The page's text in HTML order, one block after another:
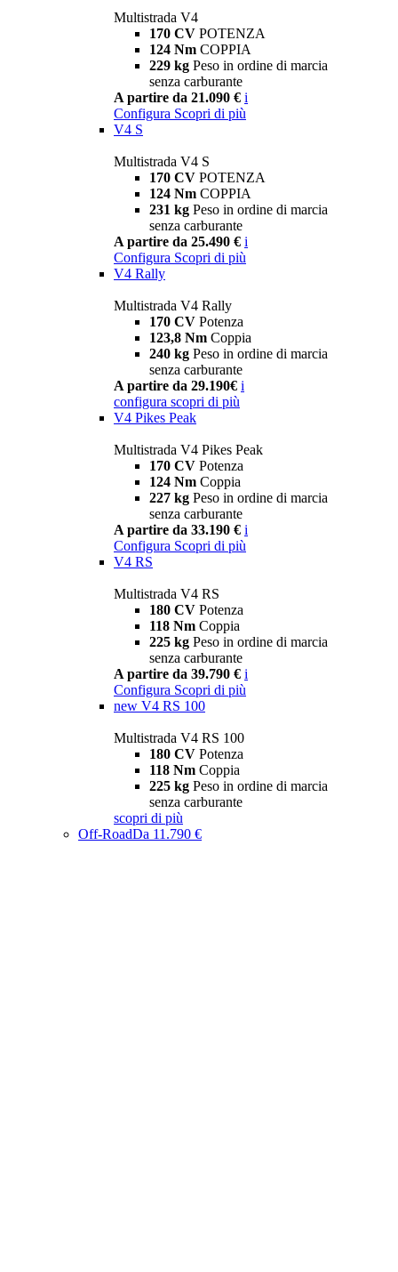
Multistrada V4
170 CV POTENZA
124 Nm COPPIA
229 kg Peso in ordine di marcia
senza carburante
A partire da 21.090 € i
Configura Scopri di più
V4 S
Multistrada V4 S
170 CV POTENZA
124 Nm COPPIA
231 kg Peso in ordine di marcia
senza carburante
A partire da 25.490 € i
Configura Scopri di più
V4 Rally
Multistrada V4 Rally
170 CV Potenza
123,8 Nm Coppia
240 kg Peso in ordine di marcia
senza carburante
A partire da 29.190€ i
configura scopri di più
V4 Pikes Peak
Multistrada V4 Pikes Peak
170 CV Potenza
124 Nm Coppia
227 kg Peso in ordine di marcia
senza carburante
A partire da 33.190 € i
Configura Scopri di più
V4 RS
Multistrada V4 RS
180 CV Potenza
118 Nm Coppia
225 kg Peso in ordine di marcia
senza carburante
A partire da 39.790 € i
Configura Scopri di più
new V4 RS 100
Multistrada V4 RS 100
180 CV Potenza
118 Nm Coppia
225 kg Peso in ordine di marcia
senza carburante
scopri di più
Off-RoadDa 11.790 €